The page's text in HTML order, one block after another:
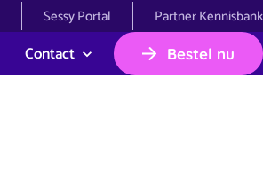
Sessy Portal Partner Kennisbank
Contact Bestel nu